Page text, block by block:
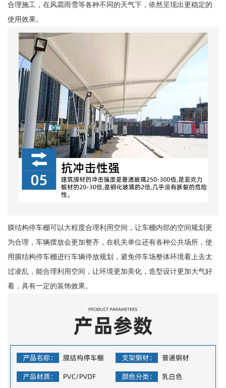
合理施工，在风霜雨雪等各种不同的天气下，依然呈现出更稳定的
使用效果。
膜结构停车棚可以大程度合理利用空间，让车棚内部的空间规划更
为合理，车辆摆放会更加整齐，在机关单位还有各种公共场所，使
用膜结构停车棚进行车辆停放规划，避免停车场整体环境看上去太
过凌乱，能合理利用空间，让环境更加美化，造型设计更加大气好
看，具有一定的装饰效果。